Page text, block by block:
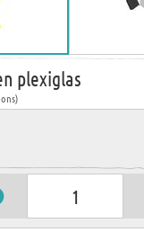
plexiglas